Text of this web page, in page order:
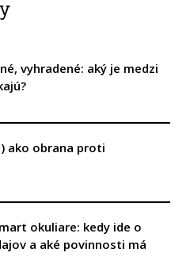
vyhradené: aký je medzi
ako obrana proti
okuliare: kedy ide o
a aké povinnosti má